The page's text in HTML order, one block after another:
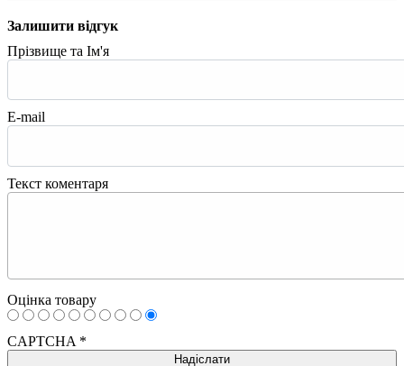
Залишити відгук
Прізвище та Ім'я
E-mail
Текст коментаря
Оцінка товару
CAPTCHA *